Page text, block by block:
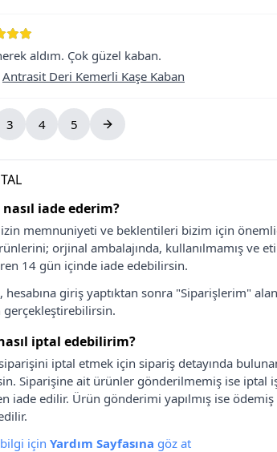
aldım. Çok güzel kaban.
Antrasit Deri Kemerli Kaşe Kaban
3 4 5
iade ederim?
memnuniyeti ve beklentileri bizim için
orjinal ambalajında, kullanılmamış ve
14 gün içinde iade edebilirsin.
hesabına giriş yaptıktan sonra "Siparişlerim"
iptal edebilirim?
iptal etmek için sipariş detayında
Siparişine ait ürünler gönderilmemiş ise iptal
iade edilir. Ürün gönderimi yapılmış ise
için Yardım Sayfasına göz at